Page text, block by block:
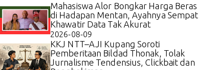
Mahasiswa Alor Bongkar Harga Beras
di Hadapan Mentan, Ayahnya Sempat
Khawatir Data Tak Akurat
2026-08-09
KKJ NTT–AJI Kupang Soroti
Pemberitaan Bildad Thonak, Tolak
Jurnalisme Tendensius, Clickbait dan